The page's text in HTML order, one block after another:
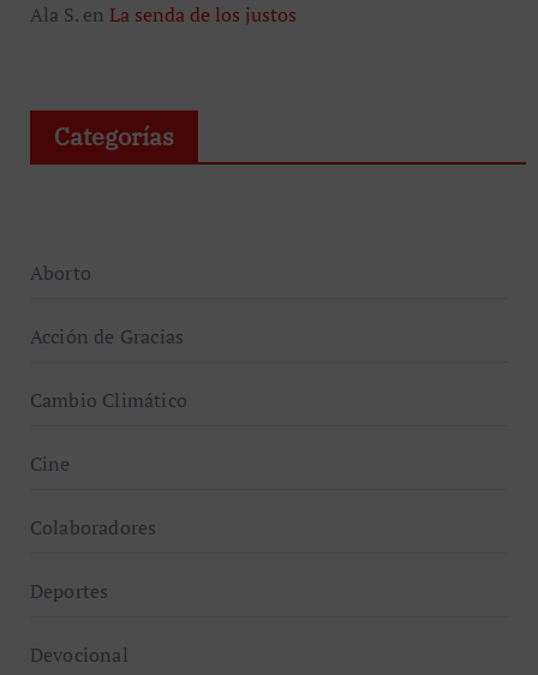
Ala S.en La senda de los justos
Categorías
Aborto
Acción de Gracias
Cambio Climático
Cine
Colaboradores
Deportes
Devocional